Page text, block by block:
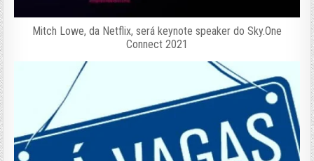
Mitch Lowe, da Netflix, será keynote speaker do Sky.One
Connect 2021